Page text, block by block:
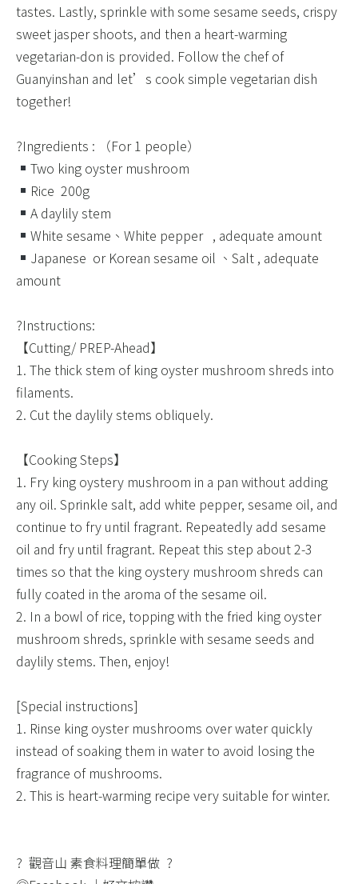
tastes. Lastly, sprinkle with some sesame seeds, crispy
sweet jasper shoots, and then a heart-warming
vegetarian-don is provided. Follow the chef of
Guanyinshan and let’s cook simple vegetarian dish
together! ​ ​
?Ingredients : （For 1 people）​
Two king oyster mushroom ​
Rice ​ 200g​
A daylily stem ​
White sesame、White pepper ​ ​ , adequate amount​
Japanese ​ or Korean sesame oil 、Salt , adequate
amount​
?Instructions:​
【Cutting/ PREP-Ahead】​
1. The thick stem of king oyster mushroom shreds into
filaments. ​
2. Cut the daylily stems obliquely. ​ ​
【Cooking Steps】 ​
1. Fry king oystery mushroom in a pan without adding
any oil. Sprinkle salt, add white pepper, sesame oil, and
continue to fry until fragrant. Repeatedly add sesame
oil and fry until fragrant. Repeat this step about 2-3
times so that the king oystery mushroom shreds can
fully coated in the aroma of the sesame oil. ​
2. In a bowl of rice, topping with the fried king oyster
mushroom shreds, sprinkle with sesame seeds and
daylily stems. Then, enjoy! ​
[Special instructions] ​
1. Rinse king oyster mushrooms over water quickly
instead of soaking them in water to avoid losing the
fragrance of mushrooms.​
2. This is heart-warming recipe very suitable for winter.​
? 觀音山 素食料理簡單做 ? ​